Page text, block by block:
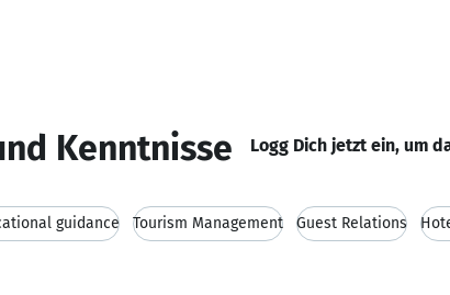
Kenntnisse Logg Dich jetzt ein, um
guidance Tourism Management Guest Relations